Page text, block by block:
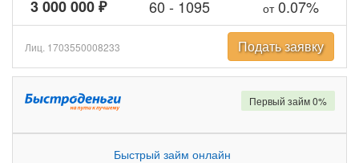
3 000 000 ₽ 60 - 1095 от0.07%
Лиц. 1703550008233 Подать заявку
Быстрый займ онлайн
Первый займ 0%